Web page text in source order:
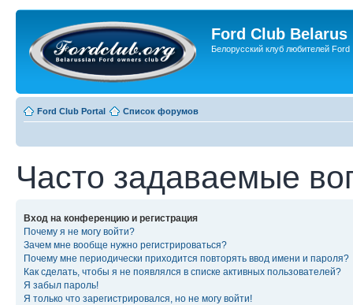
Ford Club Belarus
Белорусский клуб любителей Ford
Ford Club Portal Список форумов
Часто задаваемые
Вход на конференцию и регистрация
Почему я не могу войти?
Зачем мне вообще нужно регистрироваться?
Почему мне периодически приходится повторять ввод имени и пароля?
Как сделать, чтобы я не появлялся в списке активных пользователей?
Я забыл пароль!
Я только что зарегистрировался, но не могу войти!